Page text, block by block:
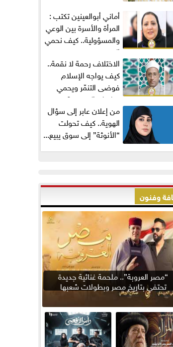
أماني‭ ‬أبوالعينين‭ ‬تكتب :
المرأة والأسرة بين الوعي
والمسؤولية.. كيف نحمي
المجتمع...
الاختلاف رحمة لا نقمة..
كيف يواجه الإسلام
فوضى التنمّر ويحمي
تماسك المجتمع؟
من إعلان عابر إلى سؤال
الهوية.. كيف تحولت
“الأنوثة” إلى سوق يبيع...
وفنون
“مصر العروبة”.. ملحمة غنائية جديدة
تحتفي بتاريخ مصر وبطولات شعبها